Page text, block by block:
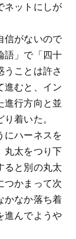
ネットにしが
信がないので
語」で「四十
うことは許さ
進むと、イン
進行方向と並
着いた。
にハーネスを
丸太をつり下
ると別の丸太
つかまって次
かなか落ち着
進んでようや